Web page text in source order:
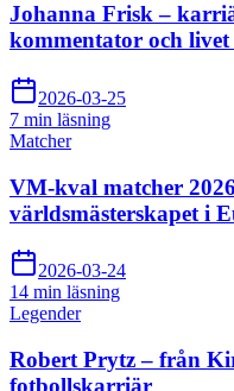
Johanna Frisk –
kommentator och
2026-03-25
7 min läsning
Matcher
VM-kval matcher
världsmästerskapet i
2026-03-24
14 min läsning
Legender
Robert Prytz – från
fotbollskarriär